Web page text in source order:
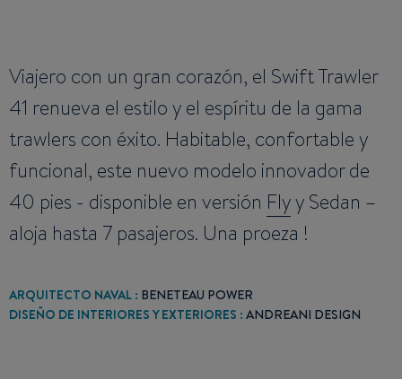
Viajero con un gran corazón, el Swift Trawler
41 renueva el estilo y el espíritu de la gama
trawlers con éxito. Habitable, confortable y
funcional, este nuevo modelo innovador de
40 pies - disponible en versión Flyy Sedan –
aloja hasta 7 pasajeros. Una proeza !
ARQUITECTO NAVAL : BENETEAU POWER
DISEÑO DE INTERIORES Y EXTERIORES : ANDREANI DESIGN